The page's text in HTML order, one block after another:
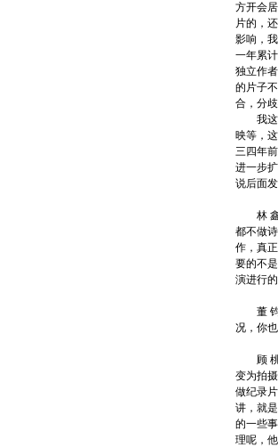
方开会
片的，
影响，
一年累
独立作
的片子
合，分
我这么
映等，
三四年
进一步
说后面
林 鑫
都不做
作，真
要的不
演进行
董 钧
况，你也
顾 桃
变为拍
做纪录
讲，就
的一些
理呢，